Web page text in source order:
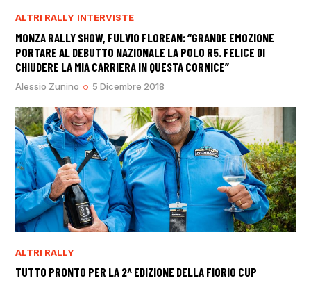
ALTRI RALLY INTERVISTE
MONZA RALLY SHOW, FULVIO FLOREAN: “GRANDE EMOZIONE
PORTARE AL DEBUTTO NAZIONALE LA POLO R5. FELICE DI
CHIUDERE LA MIA CARRIERA IN QUESTA CORNICE”
Alessio Zunino 5 Dicembre 2018
ALTRI RALLY
TUTTO PRONTO PER LA 2^ EDIZIONE DELLA FIORIO CUP